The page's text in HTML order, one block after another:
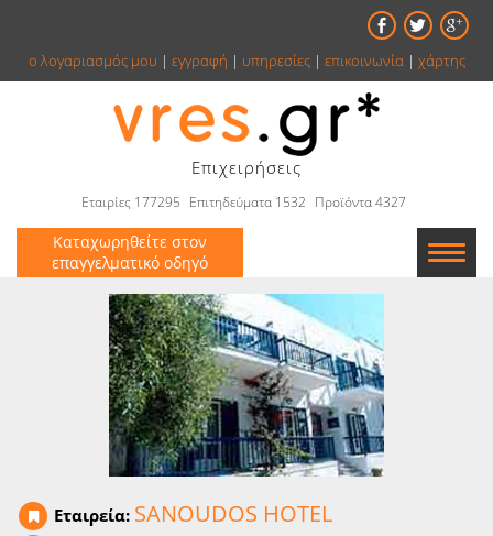
ο λογαριασμός μου | εγγραφή | υπηρεσίες| επικοινωνία| χάρτης
Επιχειρήσεις
Εταιρίες 177295 Επιτηδεύματα 1532 Προϊόντα 4327
Καταχωρηθείτε στον
επαγγελματικό οδηγό
Εταιρείες
Κατάλογος
Αγγελίες
Βιβλία
Ειδήσεις
Εταιρεία: SANOUDOS HOTEL